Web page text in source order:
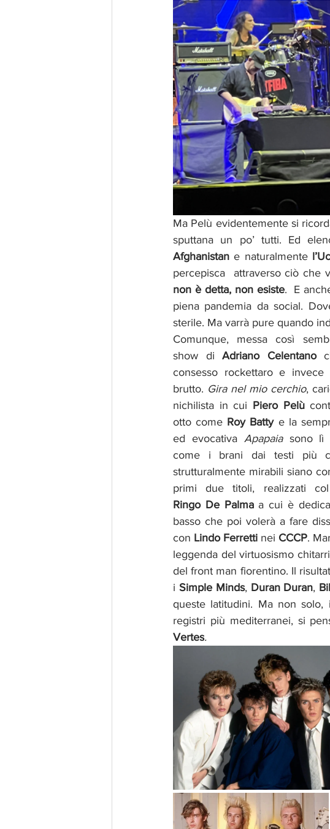
Ma Pelù evidentemente si
sputtana un po’ tutti. Ed
Afghanistan e naturalmente
percepisca  attraverso ciò che
non è detta, non esiste.  E
piena pandemia da social.
sterile. Ma varrà pure quando
Comunque, messa così
show di Adriano Celentano
consesso rockettaro e
brutto. Gira nel mio cerchio,
nichilista in cui Piero Pelù
otto come Roy Batty e la
ed evocativa Apapaia sono lì
come i brani dai testi più
strutturalmente mirabili siano
Ringo De Palma a cui è
basso che poi volerà a fare
con Lindo Ferretti nei CCCP.
leggenda del virtuosismo
del front man fiorentino. Il
i Simple Minds, Duran Duran,
queste latitudini. Ma non
registri più mediterranei, si
Vertes.